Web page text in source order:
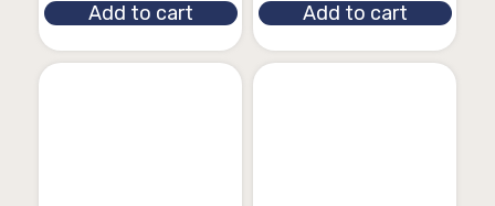
Add to cart Add to cart